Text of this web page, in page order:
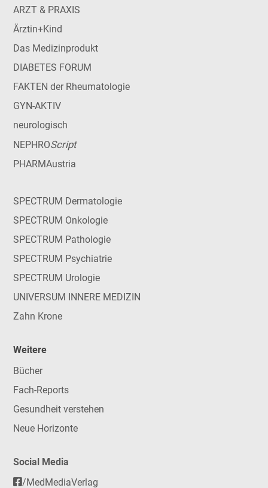
ARZT & PRAXIS
Ärztin+Kind
Das Medizinprodukt
DIABETES FORUM
FAKTEN der Rheumatologie
GYN-AKTIV
neurologisch
NEPHROScript
PHARMAustria
SPECTRUM Dermatologie
SPECTRUM Onkologie
SPECTRUM Pathologie
SPECTRUM Psychiatrie
SPECTRUM Urologie
UNIVERSUM INNERE MEDIZIN
Zahn Krone
Weitere
Bücher
Fach-Reports
Gesundheit verstehen
Neue Horizonte
Social Media
/MedMediaVerlag